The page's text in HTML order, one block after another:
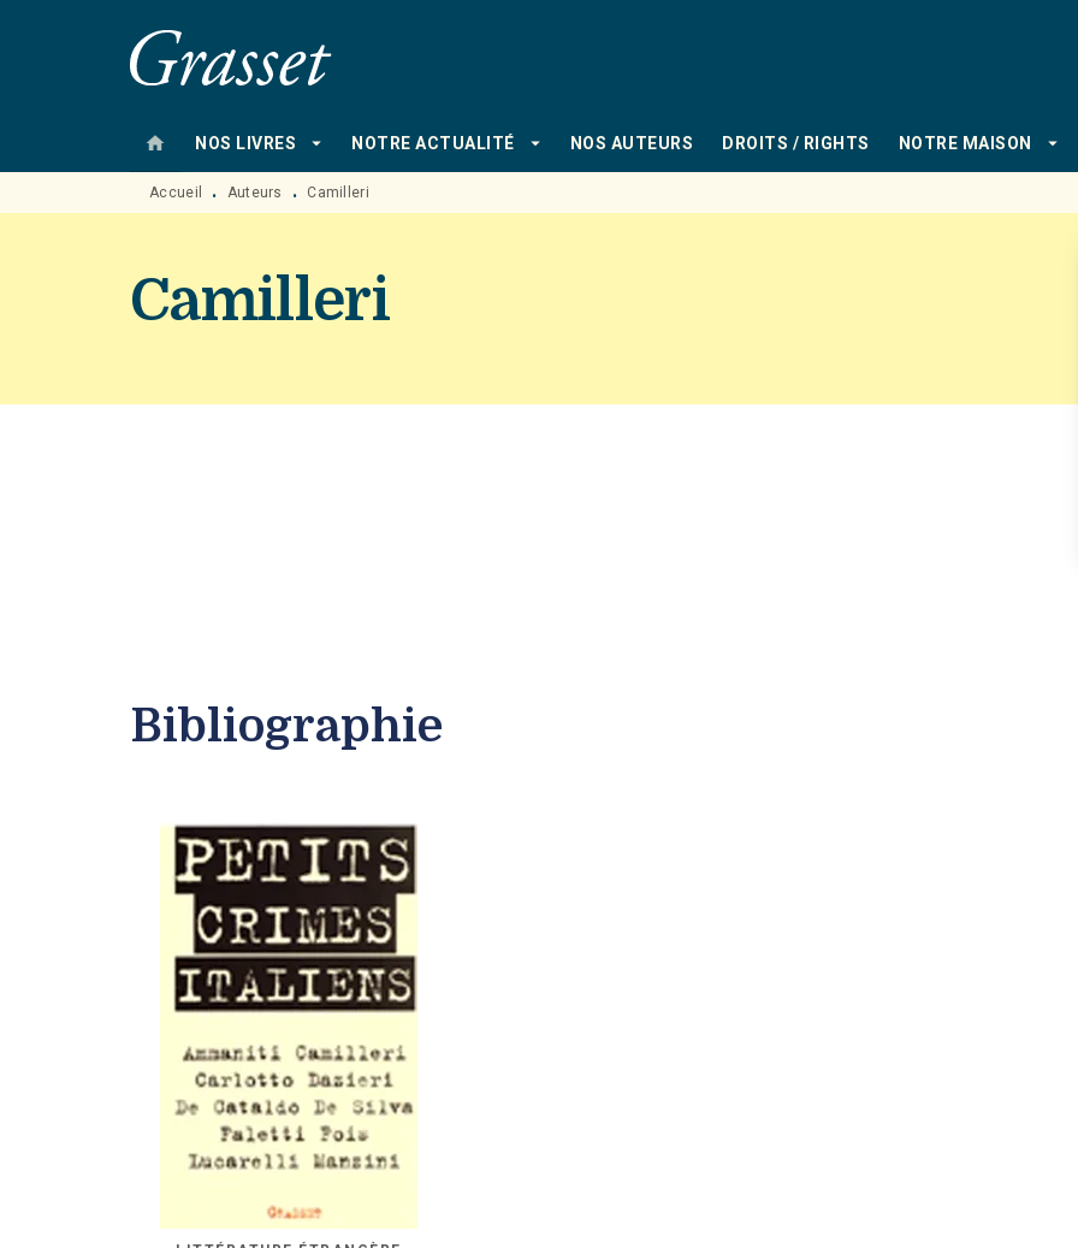
MENU RECHERCHE
home NOS LIVRES arrow_drop_down NOTRE ACTUALITÉ arrow_drop_down NOS AUTEURS DROITS / RIGHTS NOTRE MAISON arrow_drop_down
Accueil • Auteurs • Camilleri
Camilleri
Bibliographie